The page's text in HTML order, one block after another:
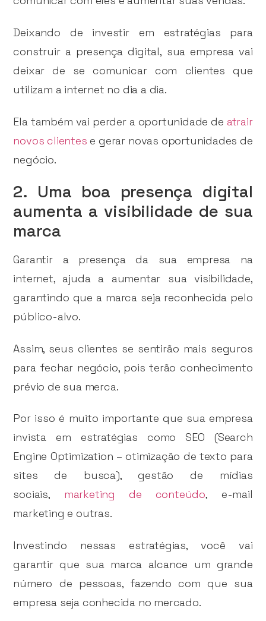
Deixando de investir em estratégias para
construir a presença digital, sua empresa vai
deixar de se comunicar com clientes que
utilizam a internet no dia a dia.
Ela também vai perder a oportunidade de atrair
novos clientes e gerar novas oportunidades de
negócio.
2. Uma boa presença digital
aumenta a visibilidade de sua
marca
Garantir a presença da sua empresa na
internet, ajuda a aumentar sua visibilidade,
garantindo que a marca seja reconhecida pelo
público-alvo.
Assim, seus clientes se sentirão mais seguros
para fechar negócio, pois terão conhecimento
prévio de sua merca.
Por isso é muito importante que sua empresa
invista em estratégias como SEO (Search
Engine Optimization – otimização de texto para
sites de busca), gestão de mídias
sociais, marketing de conteúdo, e-mail
marketing e outras.
Investindo nessas estratégias, você vai
garantir que sua marca alcance um grande
número de pessoas, fazendo com que sua
empresa seja conhecida no mercado.